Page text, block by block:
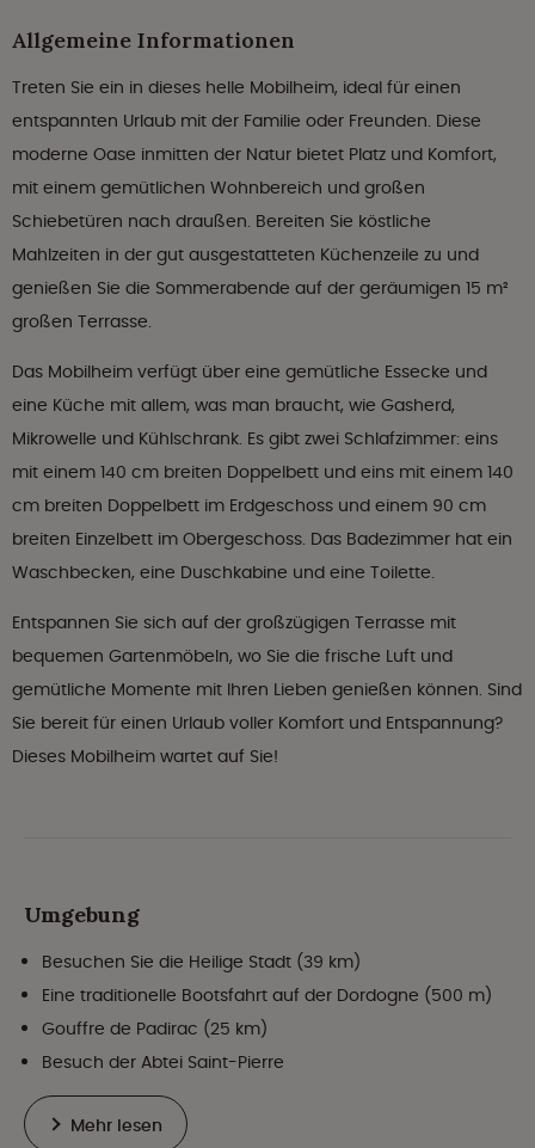
Allgemeine Informationen
Treten Sie ein in dieses helle Mobilheim, ideal für einen
entspannten Urlaub mit der Familie oder Freunden. Diese
moderne Oase inmitten der Natur bietet Platz und Komfort,
mit einem gemütlichen Wohnbereich und großen
Schiebetüren nach draußen. Bereiten Sie köstliche
Mahlzeiten in der gut ausgestatteten Küchenzeile zu und
genießen Sie die Sommerabende auf der geräumigen 15 m²
großen Terrasse.
Das Mobilheim verfügt über eine gemütliche Essecke und
eine Küche mit allem, was man braucht, wie Gasherd,
Mikrowelle und Kühlschrank. Es gibt zwei Schlafzimmer: eins
mit einem 140 cm breiten Doppelbett und eins mit einem 140
cm breiten Doppelbett im Erdgeschoss und einem 90 cm
breiten Einzelbett im Obergeschoss. Das Badezimmer hat ein
Waschbecken, eine Duschkabine und eine Toilette.
Entspannen Sie sich auf der großzügigen Terrasse mit
bequemen Gartenmöbeln, wo Sie die frische Luft und
gemütliche Momente mit Ihren Lieben genießen können. Sind
Sie bereit für einen Urlaub voller Komfort und Entspannung?
Dieses Mobilheim wartet auf Sie!
Umgebung
Besuchen Sie die Heilige Stadt (39 km)
Eine traditionelle Bootsfahrt auf der Dordogne (500 m)
Gouffre de Padirac (25 km)
Besuch der Abtei Saint-Pierre
Mehr lesen